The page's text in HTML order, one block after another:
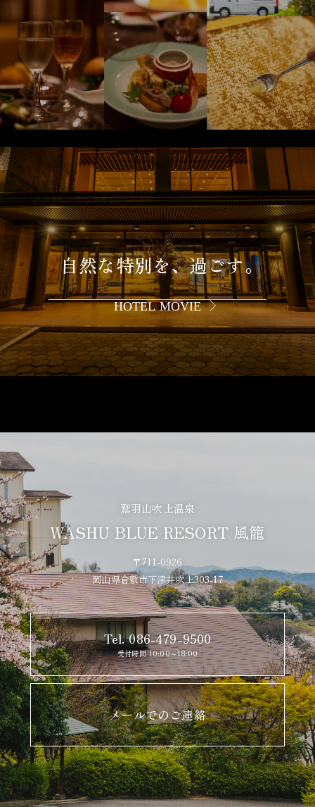
自然な特別を、過ごす。
HOTEL MOVIE
鷲羽山吹上温泉
WASHU BLUE RESORT 風籠
〒711-0926
岡山県倉敷市下津井吹上303-17
Tel. 086-479-9500
受付時間 10:00～18:00
メールでのご連絡